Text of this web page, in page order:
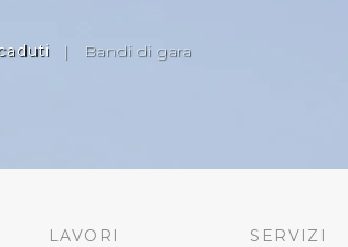
| Bandi di gara
LAVORI SERVIZI